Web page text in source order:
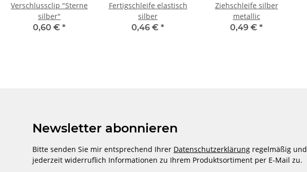
Verschlussclip "Sterne
silber"
0,60 € *
Fertigschleife elastisch
silber
0,46 € *
Ziehschleife silber
metallic
0,49 € *
Newsletter abonnieren
Bitte senden Sie mir entsprechend Ihrer Datenschutzerklärung regelmäßig und
jederzeit widerruflich Informationen zu Ihrem Produktsortiment per E-Mail zu.